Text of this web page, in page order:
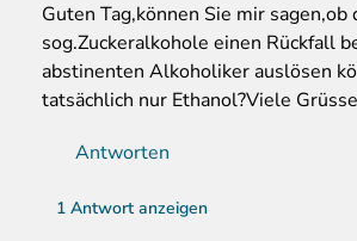
Guten Tag,können Sie mir sagen,ob
sog.Zuckeralkohole einen Rückfall
abstinenten Alkoholiker auslösen
tatsächlich nur Ethanol?Viele
Antworten
1 Antwort anzeigen